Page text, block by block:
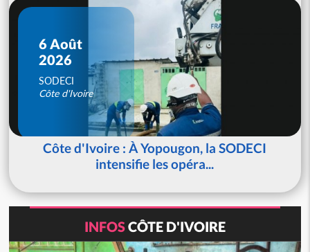
6 Août
2026
SODECI
Côte d'Ivoire
Côte d'Ivoire : À Yopougon, la SODECI
intensifie les opéra...
INFOSCÔTE D'IVOIRE